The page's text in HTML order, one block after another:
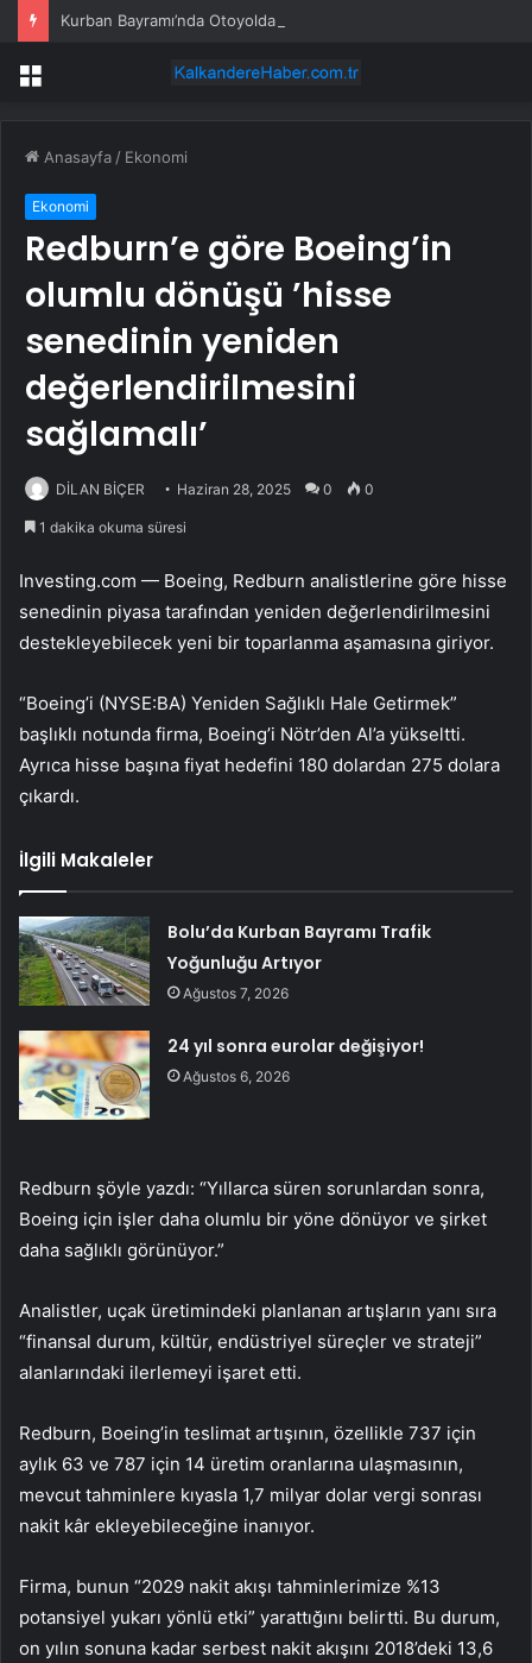
Kurban Bayramı’nda Otoyolda Yoğunluk
Menü
Anasayfa / Ekonomi
Ekonomi
Redburn’e göre Boeing’in
olumlu dönüşü ’hisse
senedinin yeniden
değerlendirilmesini
sağlamalı’
DİLAN BİÇER Haziran 28, 2025 0 0
1 dakika okuma süresi
Investing.com — Boeing, Redburn analistlerine göre hisse
senedinin piyasa tarafından yeniden değerlendirilmesini
destekleyebilecek yeni bir toparlanma aşamasına giriyor.
“Boeing’i (NYSE:BA) Yeniden Sağlıklı Hale Getirmek”
başlıklı notunda firma, Boeing’i Nötr’den Al’a yükseltti.
Ayrıca hisse başına fiyat hedefini 180 dolardan 275 dolara
çıkardı.
İlgili Makaleler
Bolu’da Kurban Bayramı Trafik
Yoğunluğu Artıyor
Ağustos 7, 2026
24 yıl sonra eurolar değişiyor!
Ağustos 6, 2026
Redburn şöyle yazdı: “Yıllarca süren sorunlardan sonra,
Boeing için işler daha olumlu bir yöne dönüyor ve şirket
daha sağlıklı görünüyor.”
Analistler, uçak üretimindeki planlanan artışların yanı sıra
“finansal durum, kültür, endüstriyel süreçler ve strateji”
alanlarındaki ilerlemeyi işaret etti.
Redburn, Boeing’in teslimat artışının, özellikle 737 için
aylık 63 ve 787 için 14 üretim oranlarına ulaşmasının,
mevcut tahminlere kıyasla 1,7 milyar dolar vergi sonrası
nakit kâr ekleyebileceğine inanıyor.
Firma, bunun “2029 nakit akışı tahminlerimize %13
potansiyel yukarı yönlü etki” yarattığını belirtti. Bu durum,
on yılın sonuna kadar serbest nakit akışını 2018’deki 13,6